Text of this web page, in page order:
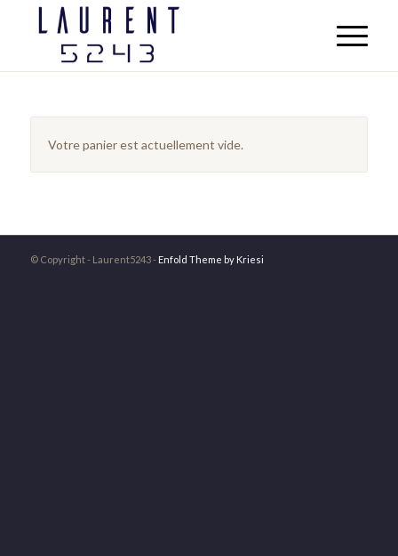
Votre panier est actuellement vide.
© Copyright - Laurent5243 - Enfold Theme by Kriesi